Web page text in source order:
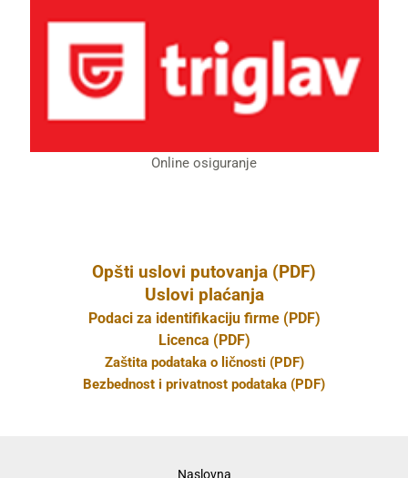
Online osiguranje
Opšti uslovi putovanja (PDF)
Uslovi plaćanja
Podaci za identifikaciju firme (PDF)
Licenca (PDF)
Zaštita podataka o ličnosti (PDF)
Bezbednost i privatnost podataka (PDF)
Naslovna